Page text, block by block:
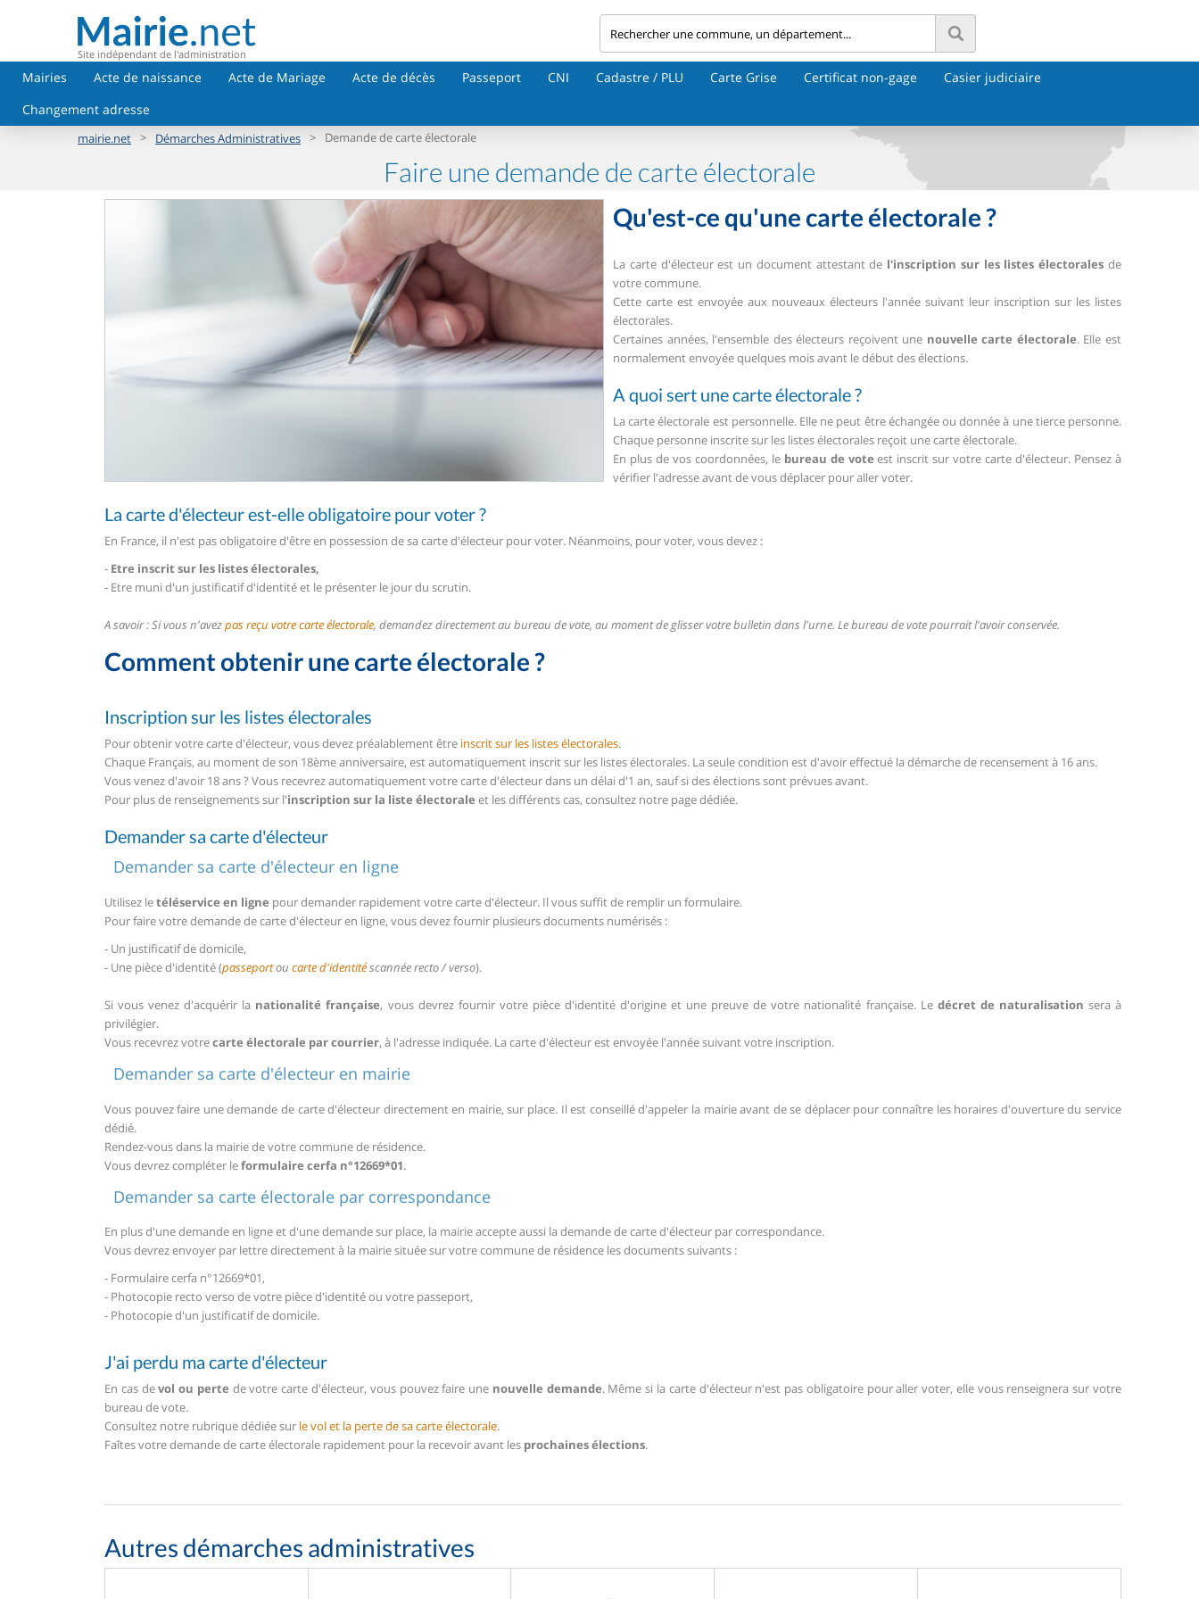
Site indépendant de l'administration
Mairies Acte de naissance Acte de Mariage Acte de décès Passeport CNI Cadastre / PLU Carte Grise Certificat non-gage
Casier judiciaire
Changement adresse
mairie.net > Démarches Administratives > Demande de carte électorale
Faire une demande de carte électorale
Qu'est-ce qu'une carte électorale ?
La carte d'électeur est un document attestant de l'inscription sur les listes électorales de
votre commune.
Cette carte est envoyée aux nouveaux électeurs l'année suivant leur inscription sur les listes
électorales.
Certaines années, l'ensemble des électeurs reçoivent une nouvelle carte électorale. Elle est
normalement envoyée quelques mois avant le début des élections.
A quoi sert une carte électorale ?
La carte électorale est personnelle. Elle ne peut être échangée ou donnée à une tierce personne.
Chaque personne inscrite sur les listes électorales reçoit une carte électorale.
En plus de vos coordonnées, le bureau de vote est inscrit sur votre carte d'électeur. Pensez à
vérifier l'adresse avant de vous déplacer pour aller voter.
La carte d'électeur est-elle obligatoire pour voter ?
En France, il n'est pas obligatoire d'être en possession de sa carte d'électeur pour voter. Néanmoins, pour voter, vous devez :
- Etre inscrit sur les listes électorales,
- Etre muni d'un justificatif d'identité et le présenter le jour du scrutin.
A savoir : Si vous n'avezpas reçu votre carte électorale, demandez directement au bureau de vote, au moment de glisser votre bulletin dans l'urne. Le bureau de vote pourrait l'avoir conservée.
Comment obtenir une carte électorale ?
Inscription sur les listes électorales
Pour obtenir votre carte d'électeur, vous devez préalablement être inscrit sur les listes électorales.
Chaque Français, au moment de son 18ème anniversaire, est automatiquement inscrit sur les listes électorales. La seule condition est d'avoir effectué la démarche de recensement à 16 ans.
Vous venez d'avoir 18 ans ? Vous recevrez automatiquement votre carte d'électeur dans un délai d'1 an, sauf si des élections sont prévues avant.
Pour plus de renseignements sur l'inscription sur la liste électorale et les différents cas, consultez notre page dédiée.
Demander sa carte d'électeur
Demander sa carte d'électeur en ligne
Utilisez letéléservice en ligne pour demander rapidement votre carte d'électeur. Il vous suffit de remplir un formulaire.
Pour faire votre demande de carte d'électeur en ligne, vous devez fournir plusieurs documents numérisés :
- Un justificatif de domicile,
- Une pièce d'identité (passeportou carte d'identitéscannée recto / verso).
Si vous venez d'acquérir la nationalité française, vous devrez fournir votre pièce d'identité d'origine et une preuve de votre nationalité française. Le décret de naturalisation sera à
privilégier.
Vous recevrez votrecarte électorale par courrier, à l'adresse indiquée. La carte d'électeur est envoyée l'année suivant votre inscription.
Demander sa carte d'électeur en mairie
Vous pouvez faire une demande de carte d'électeur directement en mairie, sur place. Il est conseillé d'appeler la mairie avant de se déplacer pour connaître les horaires d'ouverture du service
dédié.
Rendez-vous dans la mairie de votre commune de résidence.
Vous devrez compléter leformulaire cerfa n°12669*01.
Demander sa carte électorale par correspondance
En plus d'une demande en ligne et d'une demande sur place, la mairie accepte aussi la demande de carte d'électeur par correspondance.
Vous devrez envoyer par lettre directement à la mairie située sur votre commune de résidence les documents suivants :
- Formulaire cerfa n°12669*01,
- Photocopie recto verso de votre pièce d'identité ou votre passeport,
- Photocopie d'un justificatif de domicile.
J'ai perdu ma carte d'électeur
En cas devol ou perte de votre carte d'électeur, vous pouvez faire une nouvelle demande. Même si la carte d'électeur n'est pas obligatoire pour aller voter, elle vous renseignera sur votre
bureau de vote.
Consultez notre rubrique dédiée sur le vol et la perte de sa carte électorale.
Faîtes votre demande de carte électorale rapidement pour la recevoir avant les prochaines élections.
Autres démarches administratives